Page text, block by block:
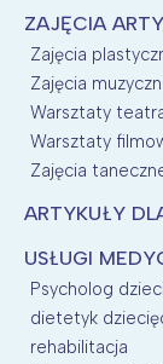
ZAJĘCIA
Zajęcia
Zajęcia
Warsztaty
Warsztaty
Zajęcia
ARTYKUŁY
USŁUGI
Psycholog
dietetyk
rehabilitacja